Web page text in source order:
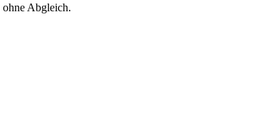
ohne Abgleich.